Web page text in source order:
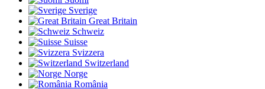
Sverige
Great Britain
Schweiz
Suisse
Svizzera
Switzerland
Norge
România